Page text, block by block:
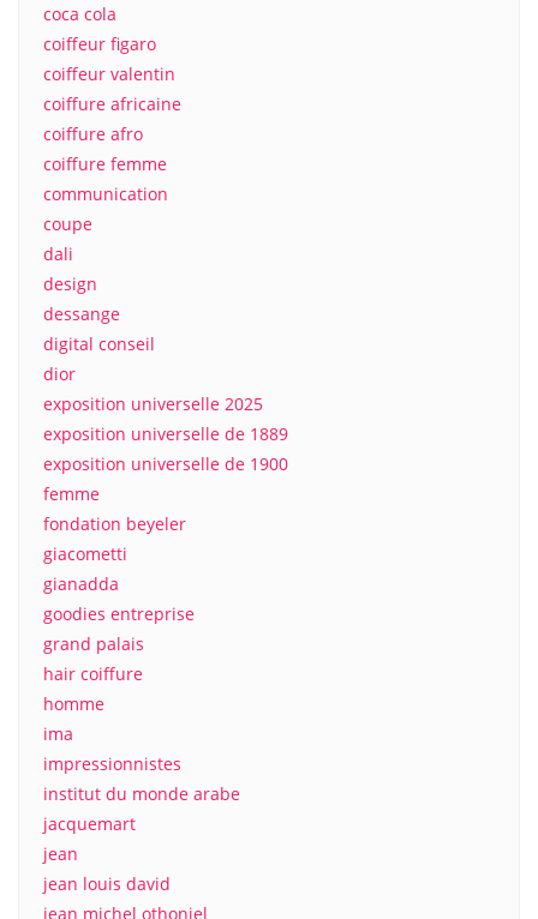
coca cola
coiffeur figaro
coiffeur valentin
coiffure africaine
coiffure afro
coiffure femme
communication
coupe
dali
design
dessange
digital conseil
dior
exposition universelle 2025
exposition universelle de 1889
exposition universelle de 1900
femme
fondation beyeler
giacometti
gianadda
goodies entreprise
grand palais
hair coiffure
homme
ima
impressionnistes
institut du monde arabe
jacquemart
jean
jean louis david
jean michel othoniel